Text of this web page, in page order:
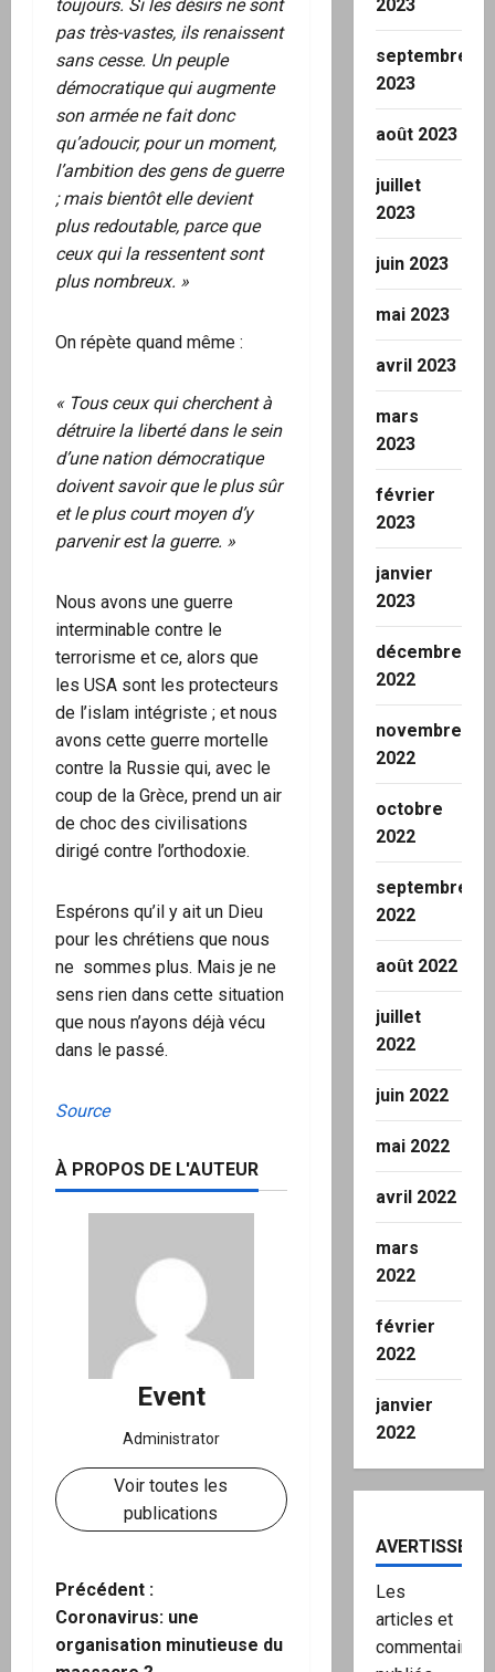
toujours. Si les désirs ne sont
pas très-vastes, ils renaissent
sans cesse. Un peuple
démocratique qui augmente
son armée ne fait donc
qu’adoucir, pour un moment,
l’ambition des gens de guerre
; mais bientôt elle devient
plus redoutable, parce que
ceux qui la ressentent sont
plus nombreux. »
On répète quand même :
« Tous ceux qui cherchent à
détruire la liberté dans le sein
d’une nation démocratique
doivent savoir que le plus sûr
et le plus court moyen d’y
parvenir est la guerre. »
Nous avons une guerre
interminable contre le
terrorisme et ce, alors que
les USA sont les protecteurs
de l’islam intégriste ; et nous
avons cette guerre mortelle
contre la Russie qui, avec le
coup de la Grèce, prend un air
de choc des civilisations
dirigé contre l’orthodoxie.
Espérons qu’il y ait un Dieu
pour les chrétiens que nous
ne sommes plus. Mais je ne
sens rien dans cette situation
que nous n’ayons déjà vécu
dans le passé.
Source
À PROPOS DE L'AUTEUR
Event
Administrator
Voir toutes les
publications
N
a
Précédent :
Coronavirus: une
organisation minutieuse du
2023
septembre
2023
août 2023
juillet
2023
juin 2023
mai 2023
avril 2023
mars
2023
février
2023
janvier
2023
décembre
2022
novembre
2022
octobre
2022
septembre
2022
août 2022
juillet
2022
juin 2022
mai 2022
avril 2022
mars
2022
février
2022
janvier
2022
Les
articles et
commentaires